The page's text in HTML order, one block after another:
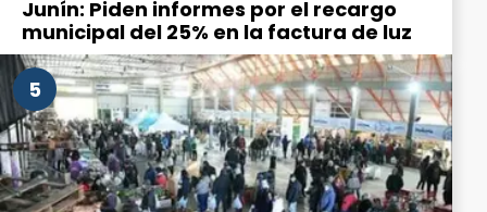
Junín: Piden informes por el recargo
municipal del 25% en la factura de luz
5